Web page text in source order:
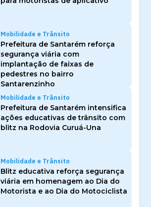
Mobilidade e Trânsito
Prefeitura de Santarém reforça
segurança viária com
implantação de faixas de
pedestres no bairro
Santarenzinho
Mobilidade e Trânsito
Prefeitura de Santarém intensifica
ações educativas de trânsito com
blitz na Rodovia Curuá-Una
Mobilidade e Trânsito
Blitz educativa reforça segurança
viária em homenagem ao Dia do
Motorista e ao Dia do Motociclista